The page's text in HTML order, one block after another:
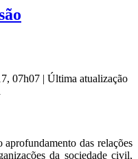
07h07 | Última atualização
das relações
da sociedade civil,